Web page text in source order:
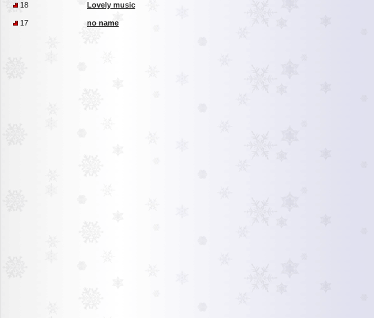
18 Lovely music
17 no name